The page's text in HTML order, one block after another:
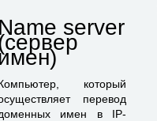
server
который
перевод
имен в IP-